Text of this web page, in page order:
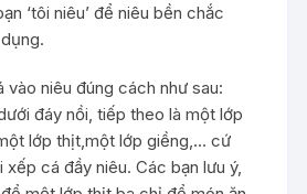
‘tôi niêu’ để niêu bền chắc
vào niêu đúng cách như sau:
đáy nồi, tiếp theo là một lớp
lớp thịt,một lớp giềng,… cứ
cá đầy niêu. Các bạn lưu ý,